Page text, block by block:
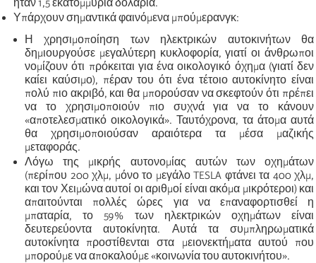
ήταν 1,5 εκατομμύρια δολάρια.
Υπάρχουν σημαντικά φαινόμενα μπούμερανγκ:
Η χρησιμοποίηση των ηλεκτρικών αυτοκινήτων θα
δημιουργούσε μεγαλύτερη κυκλοφορία, γιατί οι άνθρωποι
νομίζουν ότι πρόκειται για ένα οικολογικό όχημα (γιατί δεν
καίει καύσιμο), πέραν του ότι ένα τέτοιο αυτοκίνητο είναι
πολύ πιο ακριβό, και θα μπορούσαν να σκεφτούν ότι πρέπει
να το χρησιμοποιούν πιο συχνά για να το κάνουν
«αποτελεσματικό οικολογικά». Ταυτόχρονα, τα άτομα αυτά
θα χρησιμοποιούσαν αραιότερα τα μέσα μαζικής
μεταφοράς.
Λόγω της μικρής αυτονομίας αυτών των οχημάτων
(περίπου 200 χλμ, μόνο το μεγάλο TESLA φτάνει τα 400 χλμ,
και τον Χειμώνα αυτοί οι αριθμοί είναι ακόμα μικρότεροι) και
απαιτούνται πολλές ώρες για να επαναφορτισθεί η
μπαταρία, το 59% των ηλεκτρικών οχημάτων είναι
δευτερεύοντα αυτοκίνητα. Αυτά τα συμπληρωματικά
αυτοκίνητα προστίθενται στα μειονεκτήματα αυτού που
μπορούμε να αποκαλούμε «κοινωνία του αυτοκινήτου».